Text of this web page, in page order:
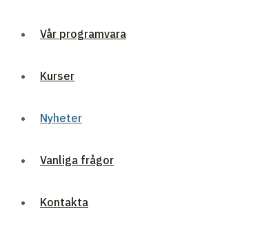
Vår programvara
Kurser
Nyheter
Vanliga frågor
Kontakta